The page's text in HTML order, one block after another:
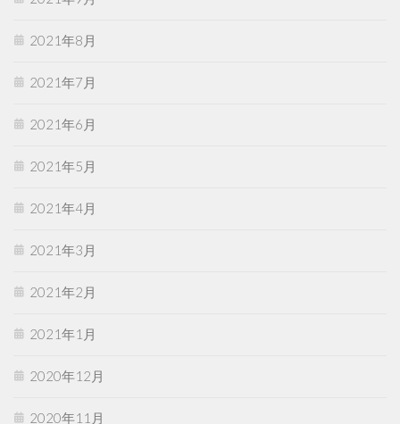
2021年8月
2021年7月
2021年6月
2021年5月
2021年4月
2021年3月
2021年2月
2021年1月
2020年12月
2020年11月